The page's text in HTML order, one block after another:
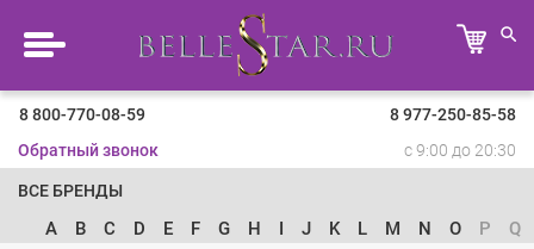
8 800-770-08-59
8 977-250-85-58
Обратный звонок
с 9:00 до 20:30
ВСЕ БРЕНДЫ
A B C D E F G H I J K L M N O P Q